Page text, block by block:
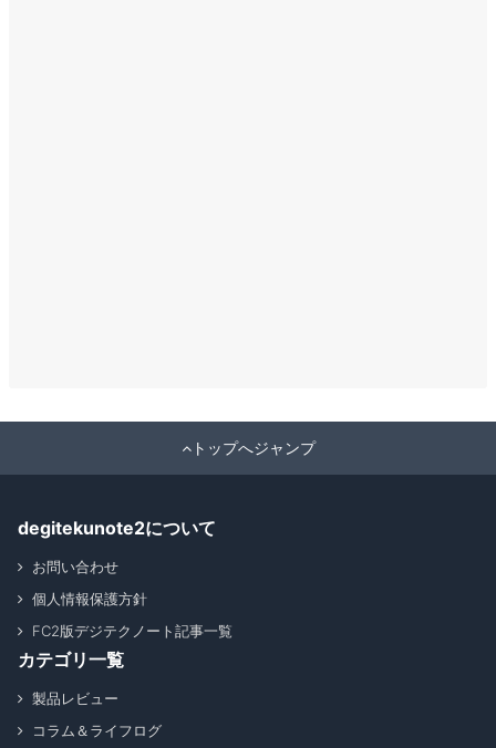
トップへジャンプ
degitekunote2について
お問い合わせ
個人情報保護方針
FC2版デジテクノート記事一覧
カテゴリ一覧
製品レビュー
コラム＆ライフログ